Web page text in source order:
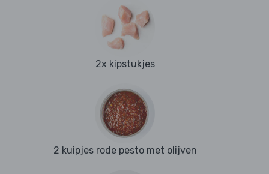
2x kipstukjes
2 kuipjes rode pesto met olijven